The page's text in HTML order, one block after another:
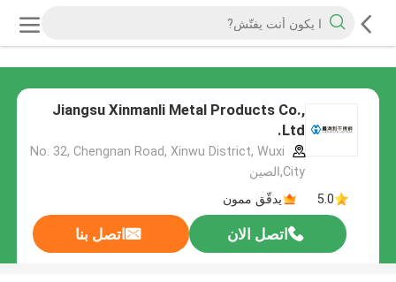
Jiangsu Xinmanli Metal Products Co.,
Ltd.
No. 32, Chengnan Road, Xinwu District, Wuxi
City,الصين
5.0
يدقّق ممون
اتصل الان اتصل بنا